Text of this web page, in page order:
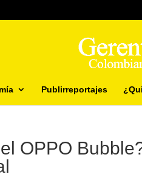
Publirreportajes
OPPO